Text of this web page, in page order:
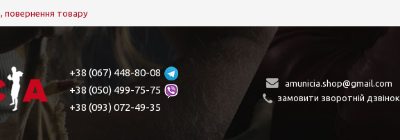
повернення товару
+38 (067) 448-80-08
+38 (050) 499-75-75
+38 (093) 072-49-35
amunicia.shop@gmail.com
замовити зворотній дзвінок